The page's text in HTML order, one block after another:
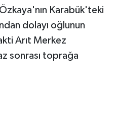
Karabük'teki
dolayı oğlunun
Arıt Merkez
sonrası toprağa